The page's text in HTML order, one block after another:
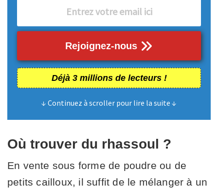
Rejoignez-nous
Déjà 3 millions de lecteurs !
↓ Continuez à scroller pour lire la suite ↓
Où trouver du rhassoul ?
En vente sous forme de poudre ou de
petits cailloux, il suffit de le mélanger à un